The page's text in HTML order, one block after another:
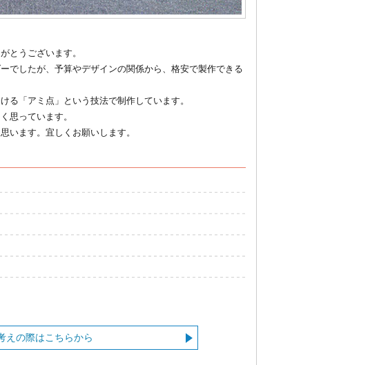
とうございます。
でしたが、予算やデザインの関係から、格安で製作できる
る「アミ点」という技法で制作しています。
思っています。
います。宜しくお願いします。
えの際はこちらから